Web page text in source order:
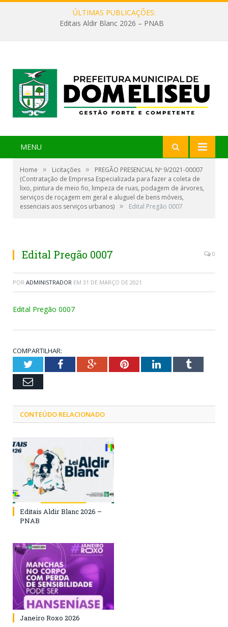
ÚLTIMAS PUBLICAÇÕES:
Editais Aldir Blanc 2026 – PNAB
MENU
Home » Licitações »
PREGÃO PRESENCIAL Nº 9/2021-00007
(Contratação de Empresa Especializada para fazer a coleta de
lixo, pintura de meio fio, limpeza de ruas, podagem de árvores,
serviços de roçagem em geral e aluguel de bens móveis,
essenciais aos serviços urbanos) » Edital Pregão 0007
Edital Pregão 0007 0
POR ADMINISTRADOR EM 31 DE MARÇO DE 2021
Edital Pregão 0007
COMPARTILHAR:
TwitterFacebookGoogle+PinterestLinkedInTumblr
Email
CONTEÚDO RELACIONADO
Editais Aldir Blanc 2026 –
PNAB
Janeiro Roxo 2026